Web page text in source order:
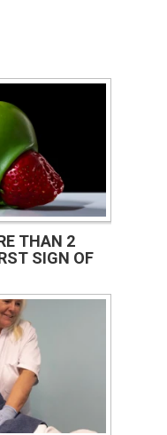
THAN 2
SIGN OF